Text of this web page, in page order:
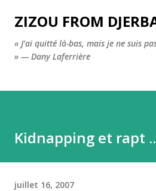
Accéder au contenu
ZIZOU FROM
« J’ai quitté là-bas, mais je ne suis
» — Dany Laferrière
Kidnapping et rapt
juillet 16, 2007